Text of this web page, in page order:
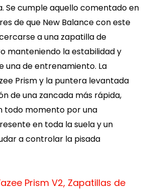
Se cumple aquello comentado en
de que New Balance con este
a una zapatilla de
manteniendo la estabilidad y
una de entrenamiento. La
Prism y la puntera levantada
de una zancada más rápida,
todo momento por una
en toda la suela y un
a controlar la pisada
Prism V2, Zapatillas de